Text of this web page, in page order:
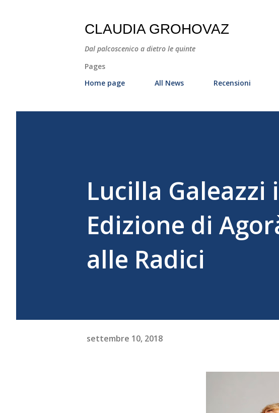
CLAUDIA GROHOVAZ
Dal palcoscenico a dietro le quinte
Pages
Home page
All News Recensioni
Lucilla
Edizione di
alle Radici
settembre 10, 2018